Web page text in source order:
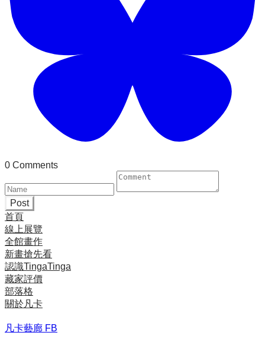
0 Comments
Post
首頁
線上展覽
全館畫作
新畫搶先看
認識TingaTinga
藏家評價
部落格
關於凡卡
凡卡藝廊 FB